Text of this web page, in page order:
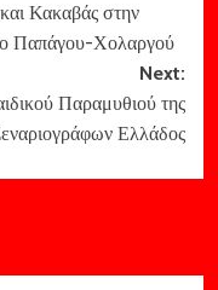
Κακαβάς στην
Παπάγου-Χολαργού
Next:
Παραμυθιού της
Ελλάδος